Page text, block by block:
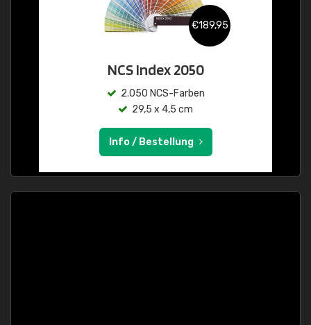
€189,95
NCS Index 2050
2.050 NCS-Farben
29,5 x 4,5 cm
Info / Bestellung